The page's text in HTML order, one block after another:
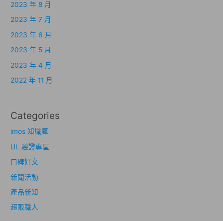
2023 年 8 月
2023 年 7 月
2023 年 6 月
2023 年 5 月
2023 年 4 月
2022 年 11 月
Categories
imos 知識庫
UL 驗證專區
口碑好文
新聞活動
產品新知
超限職人